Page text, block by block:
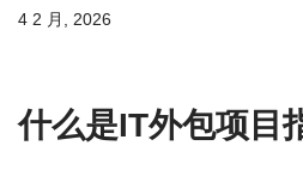
4 2 月, 2026
什么是IT外包项目